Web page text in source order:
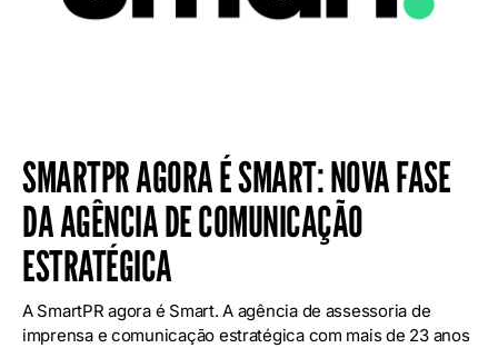
SMARTPR AGORA É SMART: NOVA FASE
DA AGÊNCIA DE COMUNICAÇÃO
ESTRATÉGICA
A SmartPR agora é Smart. A agência de assessoria de
imprensa e comunicação estratégica com mais de 23 anos